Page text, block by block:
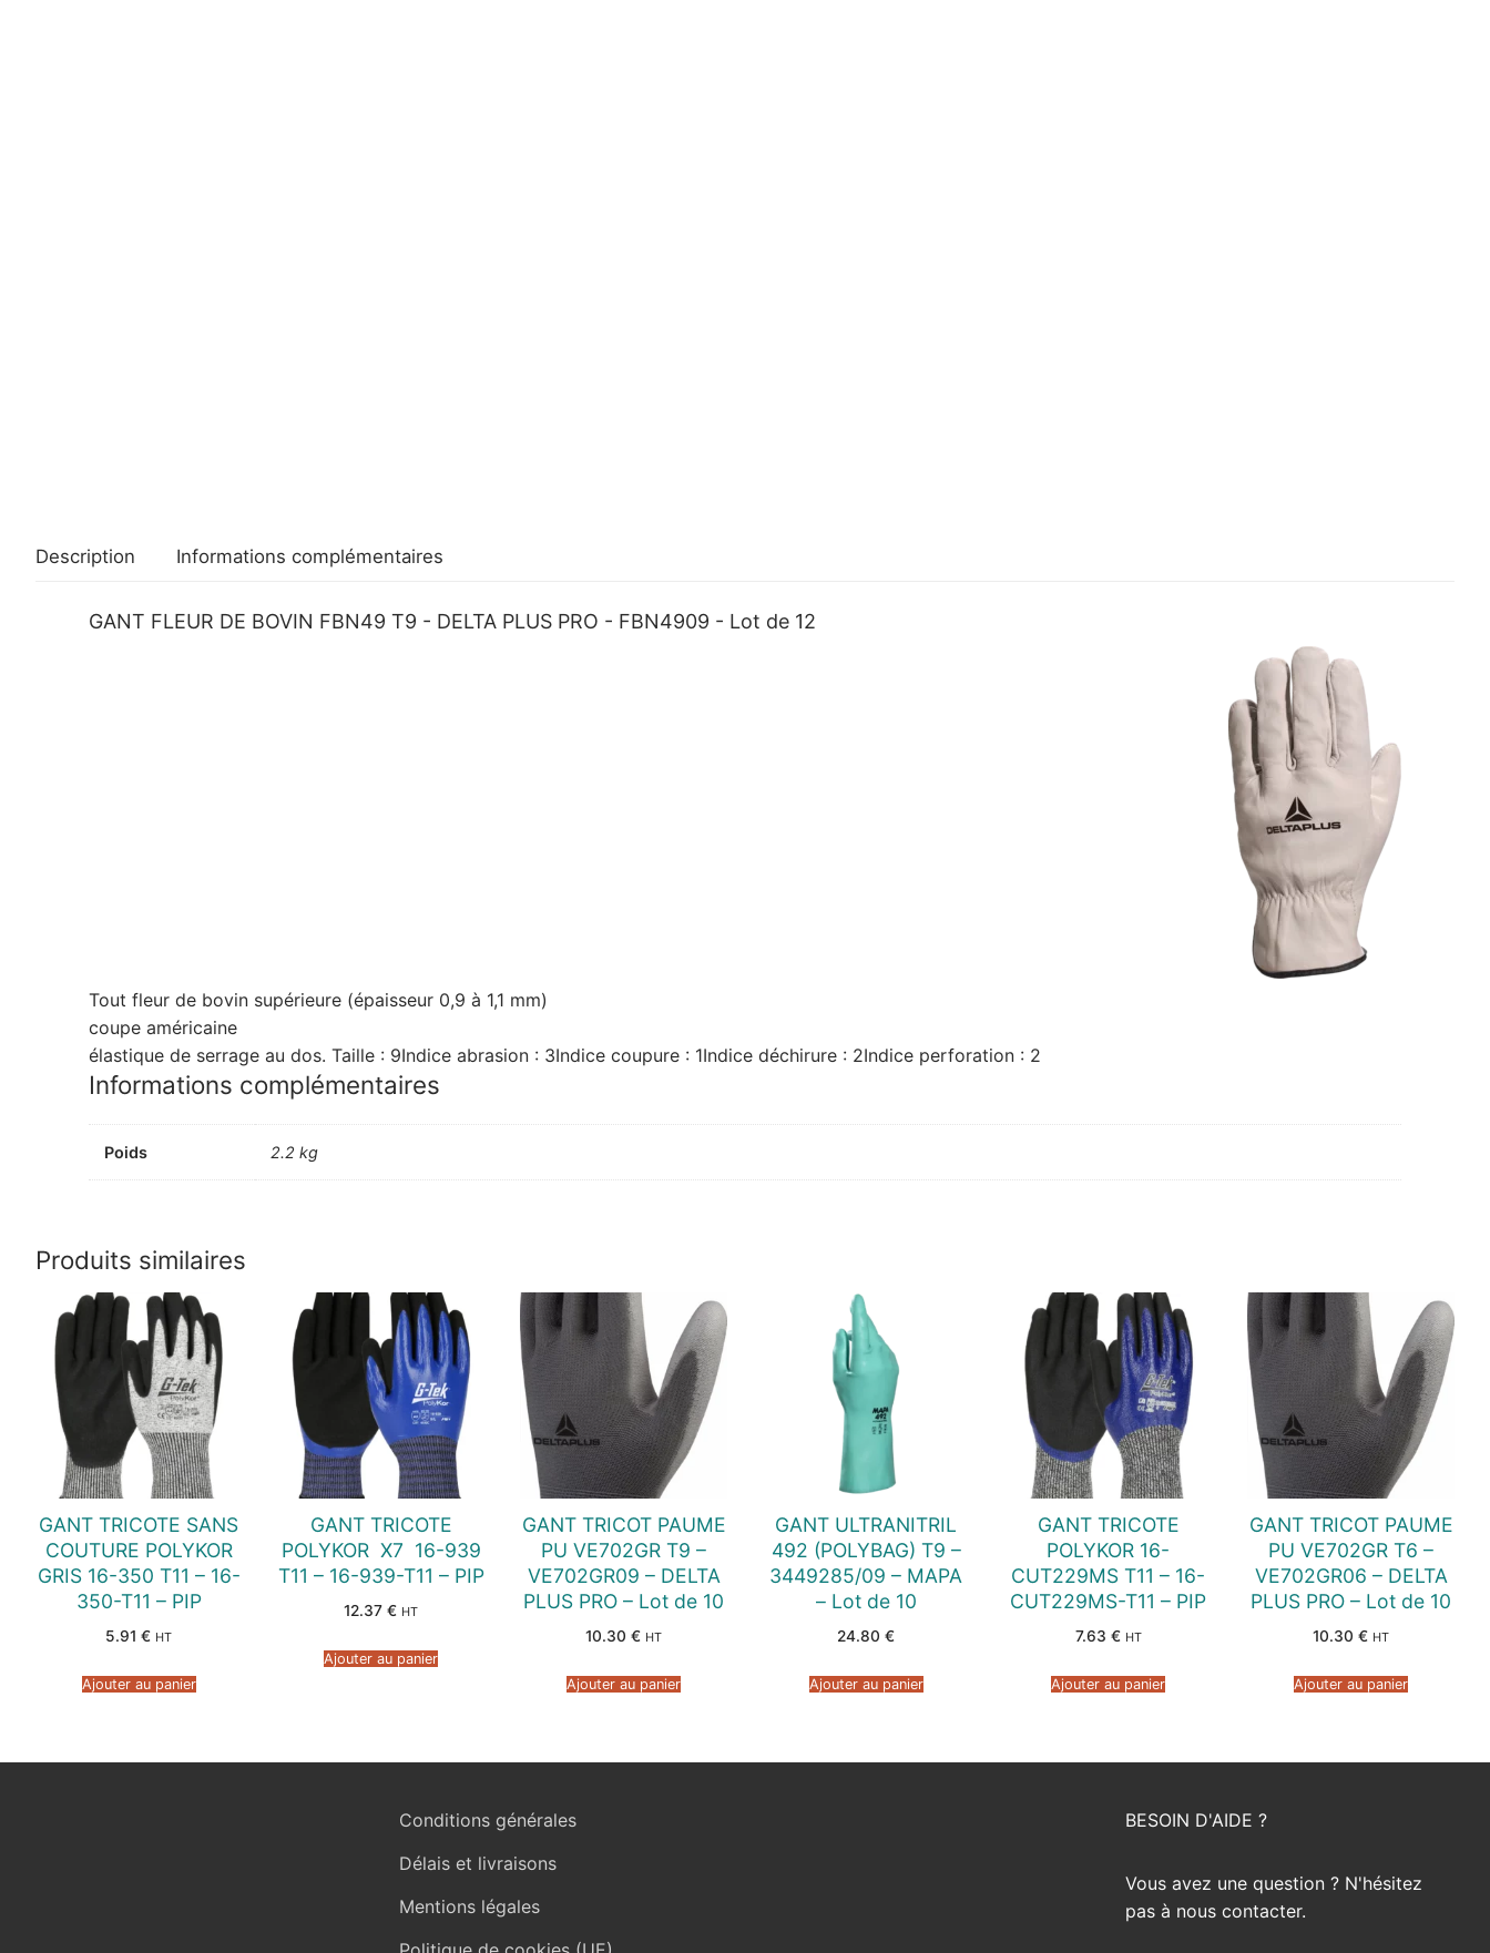
Description Informations complémentaires
GANT FLEUR DE BOVIN FBN49 T9 - DELTA PLUS PRO - FBN4909 - Lot de 12
Tout fleur de bovin supérieure (épaisseur 0,9 à 1,1 mm)
coupe américaine
élastique de serrage au dos. Taille : 9Indice abrasion : 3Indice coupure : 1Indice déchirure : 2Indice perforation : 2
Informations complémentaires
Poids 2.2 kg
Produits similaires
GANT TRICOTE SANS
COUTURE POLYKOR
GRIS 16-350 T11 – 16-
350-T11 – PIP
5.91€ HT
Ajouter au panier
GANT TRICOTE
POLYKOR  X7  16-939
T11 – 16-939-T11 – PIP
12.37€ HT
Ajouter au panier
GANT TRICOT PAUME
PU VE702GR T9 –
VE702GR09 – DELTA
PLUS PRO – Lot de 10
10.30€ HT
Ajouter au panier
GANT ULTRANITRIL
492 (POLYBAG) T9 –
3449285/09 – MAPA
– Lot de 10
24.80€
Ajouter au panier
GANT TRICOTE
POLYKOR 16-
CUT229MS T11 – 16-
CUT229MS-T11 – PIP
7.63 € HT
Ajouter au panier
GANT TRICOT PAUME
PU VE702GR T6 –
VE702GR06 – DELTA
PLUS PRO – Lot de 10
10.30€ HT
Ajouter au panier
Conditions générales
Délais et livraisons
Mentions légales
BESOIN D'AIDE ?
Vous avez une question ? N'hésitez
pas à nous contacter.